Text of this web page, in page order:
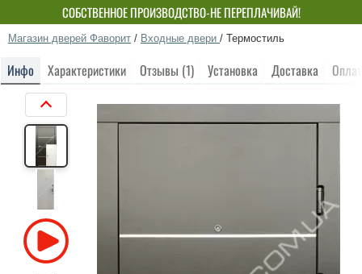
СОБСТВЕННОЕ ПРОИЗВОДСТВО-НЕ ПЕРЕПЛАЧИВАЙ!
Магазин дверей Фаворит / Входные двери / Термостиль
Инфо Характеристики Отзывы (1) Установка Доставка